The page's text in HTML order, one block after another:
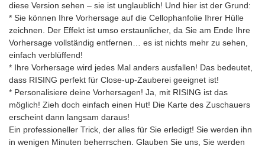
diese Version sehen – sie ist unglaublich! Und hier ist der Grund:
* Sie können Ihre Vorhersage auf die Cellophanfolie Ihrer Hülle
zeichnen. Der Effekt ist umso erstaunlicher, da Sie am Ende Ihre
Vorhersage vollständig entfernen… es ist nichts mehr zu sehen,
einfach verblüffend!
* Ihre Vorhersage wird jedes Mal anders ausfallen! Das bedeutet,
dass RISING perfekt für Close-up-Zauberei geeignet ist!
* Personalisiere deine Vorhersagen! Ja, mit RISING ist das
möglich! Zieh doch einfach einen Hut! Die Karte des Zuschauers
erscheint dann langsam daraus!
Ein professioneller Trick, der alles für Sie erledigt! Sie werden ihn
in wenigen Minuten beherrschen. Glauben Sie uns, Sie werden